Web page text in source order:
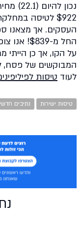
נכון
העסקים. אך מצאנו
החל מ-
על הקו, אך כן הייתי
המבוקשים של פסח,
לעוד טיסות
טיסות ישירות נתיבים